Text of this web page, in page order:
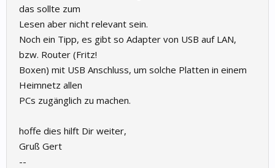
das sollte zum
Lesen aber nicht relevant sein.
Noch ein Tipp, es gibt so Adapter von USB auf LAN,
bzw. Router (Fritz!
Boxen) mit USB Anschluss, um solche Platten in einem
Heimnetz allen
PCs zugänglich zu machen.
hoffe dies hilft Dir weiter,
Gruß Gert
--